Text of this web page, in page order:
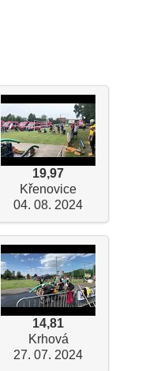
19,97
Křenovice
04. 08. 2024
14,81
Krhová
27. 07. 2024